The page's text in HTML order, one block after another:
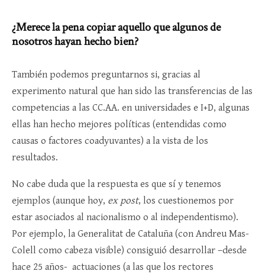
¿Merece la pena copiar aquello que algunos de
nosotros hayan hecho bien?
También podemos preguntarnos si, gracias al
experimento natural que han sido las transferencias de las
competencias a las CC.AA. en universidades e I+D, algunas
ellas han hecho mejores políticas (entendidas como
causas o factores coadyuvantes) a la vista de los
resultados.
No cabe duda que la respuesta es que sí y tenemos
ejemplos (aunque hoy, ex post, los cuestionemos por
estar asociados al nacionalismo o al independentismo).
Por ejemplo, la Generalitat de Cataluña (con Andreu Mas-
Colell como cabeza visible) consiguió desarrollar –desde
hace 25 años- actuaciones (a las que los rectores